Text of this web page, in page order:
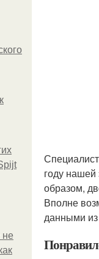
году нашей
образом,
Вполне
данными из